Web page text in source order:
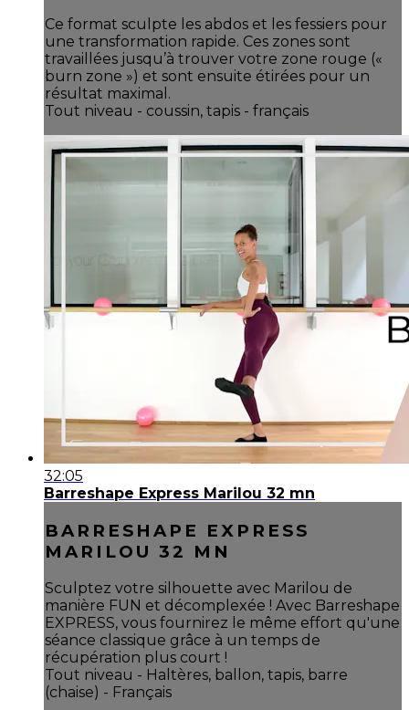
Ce format sculpte les abdos et les fessiers pour
une transformation rapide. Ces zones sont
travaillées jusqu’à trouver votre zone rouge («
burn zone ») et sont ensuite étirées pour un
résultat maximal.
Tout niveau - coussin, tapis - français
32:05
Barreshape Express Marilou 32 mn
BARRESHAPE EXPRESS
MARILOU 32 MN
Sculptez votre silhouette avec Marilou de
manière FUN et décomplexée ! Avec Barreshape
EXPRESS, vous fournirez le même effort qu'une
séance classique grâce à un temps de
récupération plus court !
Tout niveau - Haltères, ballon, tapis, barre
(chaise) - Français